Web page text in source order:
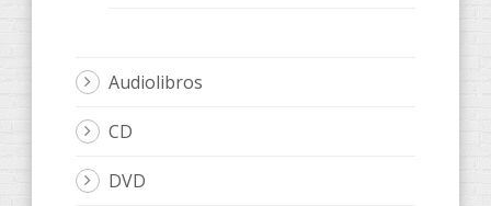
Audiolibros
CD
DVD